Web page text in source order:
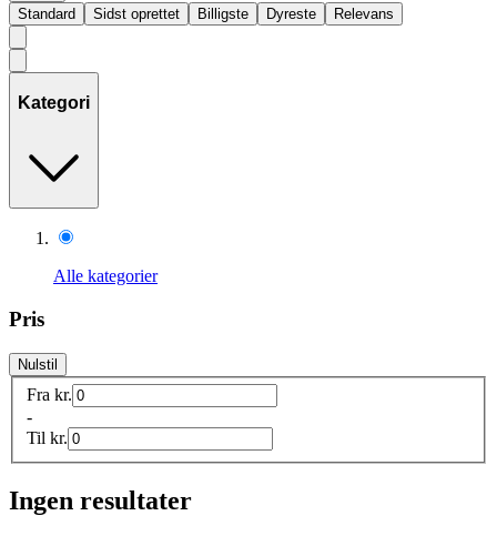
Standard
Sidst oprettet Billigste Dyreste Relevans
Kategori
Alle kategorier
Pris
Nulstil
Fra kr.
-
Til kr.
Ingen resultater